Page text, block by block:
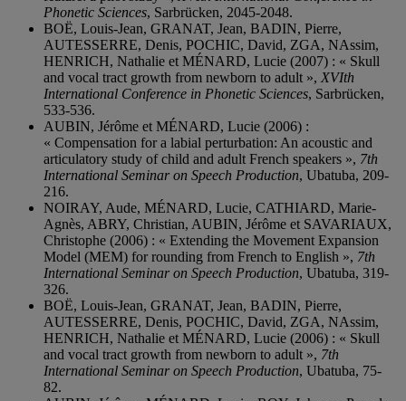
Phonetic Sciences, Sarbrücken, 2045-2048.
BOË, Louis-Jean, GRANAT, Jean, BADIN, Pierre,
AUTESSERRE, Denis, POCHIC, David, ZGA, NAssim,
HENRICH, Nathalie et MÉNARD, Lucie (2007) : « Skull
and vocal tract growth from newborn to adult », XVIth
International Conference in Phonetic Sciences, Sarbrücken,
533-536.
AUBIN, Jérôme et MÉNARD, Lucie (2006) :
« Compensation for a labial perturbation: An acoustic and
articulatory study of child and adult French speakers », 7th
International Seminar on Speech Production, Ubatuba, 209-
216.
NOIRAY, Aude, MÉNARD, Lucie, CATHIARD, Marie-
Agnès, ABRY, Christian, AUBIN, Jérôme et SAVARIAUX,
Christophe (2006) : « Extending the Movement Expansion
Model (MEM) for rounding from French to English », 7th
International Seminar on Speech Production, Ubatuba, 319-
326.
BOË, Louis-Jean, GRANAT, Jean, BADIN, Pierre,
AUTESSERRE, Denis, POCHIC, David, ZGA, NAssim,
HENRICH, Nathalie et MÉNARD, Lucie (2006) : « Skull
and vocal tract growth from newborn to adult », 7th
International Seminar on Speech Production, Ubatuba, 75-
82.